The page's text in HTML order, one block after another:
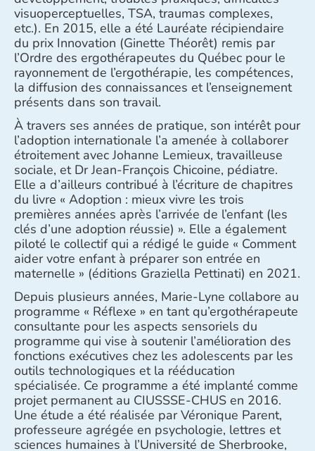
visuoperceptuelles, TSA, traumas complexes,
etc.). En 2015, elle a été Lauréate récipiendaire
du prix Innovation (Ginette Théorêt) remis par
l’Ordre des ergothérapeutes du Québec pour le
rayonnement de l’ergothérapie, les compétences,
la diffusion des connaissances et l’enseignement
présents dans son travail.
À travers ses années de pratique, son intérêt pour
l’adoption internationale l’a amenée à collaborer
étroitement avec Johanne Lemieux, travailleuse
sociale, et Dr Jean-François Chicoine, pédiatre.
Elle a d’ailleurs contribué à l’écriture de chapitres
du livre « Adoption : mieux vivre les trois
premières années après l’arrivée de l’enfant (les
clés d’une adoption réussie) ». Elle a également
piloté le collectif qui a rédigé le guide « Comment
aider votre enfant à préparer son entrée en
maternelle » (éditions Graziella Pettinati) en 2021.
Depuis plusieurs années, Marie-Lyne collabore au
programme « Réflexe » en tant qu’ergothérapeute
consultante pour les aspects sensoriels du
programme qui vise à soutenir l’amélioration des
fonctions exécutives chez les adolescents par les
outils technologiques et la rééducation
spécialisée. Ce programme a été implanté comme
projet permanent au CIUSSSE-CHUS en 2016.
Une étude a été réalisée par Véronique Parent,
professeure agrégée en psychologie, lettres et
sciences humaines à l’Université de Sherbrooke,